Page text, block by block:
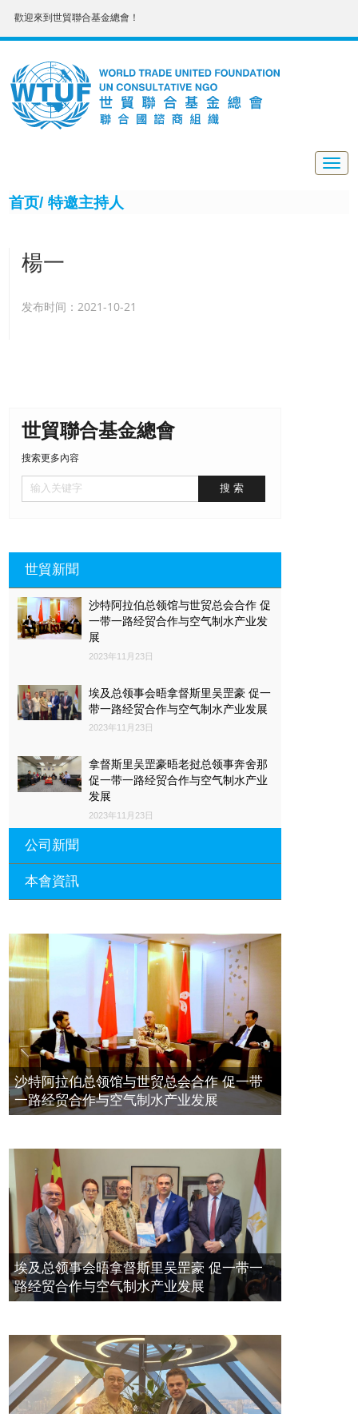
歡迎來到世貿聯合基金總會！
首页/ 特邀主持人
楊一
发布时间：2021-10-21
世貿聯合基金總會
搜索更多內容
世貿新聞
沙特阿拉伯总领馆与世贸总会合作 促
一带一路经贸合作与空气制水产业发
展
2023年11月23日
埃及总领事会晤拿督斯里吴罡豪 促一
带一路经贸合作与空气制水产业发展
2023年11月23日
拿督斯里吴罡豪晤老挝总领事奔舍那
促一带一路经贸合作与空气制水产业
发展
2023年11月23日
公司新聞
一带一路经贸合作与空气制水产业发
2023年11月23日
埃及总领事会晤拿督斯里吴罡豪 促一
带一路经贸合作与空气制水产业发展
2023年11月23日
拿督斯里吴罡豪晤土耳其总领事 促一
带一路经贸合作与空气制水产业发展
2023年11月23日
本會資訊
長瑚蒞臨 天泉鼎豐深圳總部及國際標
量波量子研究院
2021年12月10日
標量波光量子導入系統聯合國總部拿
督斯裏吳達鎔教授首發
2021年12月10日
空氣制水發明人吳達鎔出席聯合國環
境科政商管治聯盟會議
沙特阿拉伯总领馆与世贸总会合作 促一带
一路经贸合作与空气制水产业发展
埃及总领事会晤拿督斯里吴罡豪 促一带一
路经贸合作与空气制水产业发展